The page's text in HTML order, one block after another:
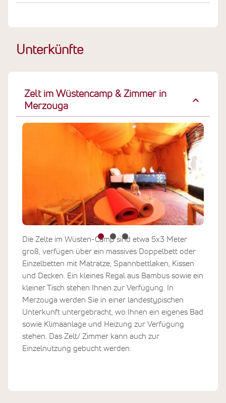
Unterkünfte
Zelt im Wüstencamp & Zimmer in
Merzouga
Die Zelte im Wüsten-Camp sind etwa 5x3 Meter
groß, verfügen über ein massives Doppelbett oder
Einzelbetten mit Matratze, Spannbettlaken, Kissen
und Decken. Ein kleines Regal aus Bambus sowie ein
kleiner Tisch stehen Ihnen zur Verfügung. In
Merzouga werden Sie in einer landestypischen
Unterkunft untergebracht, wo Ihnen ein eigenes Bad
sowie Klimaanlage und Heizung zur Verfügung
stehen. Das Zelt/ Zimmer kann auch zur
Einzelnutzung gebucht werden.